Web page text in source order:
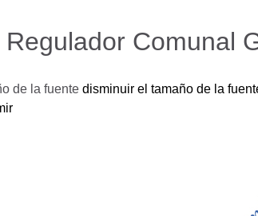
Regulador Comunal
de la fuente disminuir el tamaño de la